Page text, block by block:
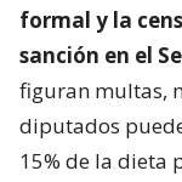
formal y la
sanción en el
figuran multas,
diputados
15% de la dieta